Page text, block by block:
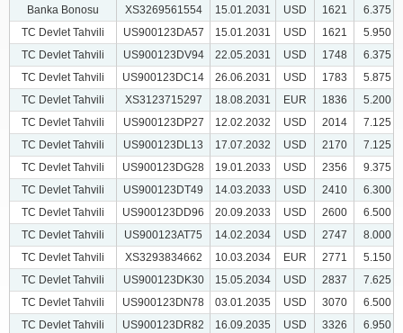
Banka Bonosu
XS3269561554 15.01.2031 USD 1621
6.375
TC Devlet Tahvili
US900123DA57 15.01.2031 USD 1621
5.950
TC Devlet Tahvili
US900123DV94 22.05.2031 USD 1748
6.375
TC Devlet Tahvili
US900123DC14 26.06.2031 USD 1783
5.875
TC Devlet Tahvili
XS3123715297 18.08.2031 EUR 1836
5.200
TC Devlet Tahvili
US900123DP27 12.02.2032 USD 2014
7.125
TC Devlet Tahvili
US900123DL13 17.07.2032 USD 2170
7.125
TC Devlet Tahvili
US900123DG28 19.01.2033 USD 2356
9.375
TC Devlet Tahvili
US900123DT49 14.03.2033 USD 2410
6.300
TC Devlet Tahvili
US900123DD96 20.09.2033 USD 2600
6.500
TC Devlet Tahvili
US900123AT75 14.02.2034 USD 2747
8.000
TC Devlet Tahvili
XS3293834662 10.03.2034 EUR 2771
5.150
TC Devlet Tahvili
US900123DK30 15.05.2034 USD 2837
7.625
TC Devlet Tahvili
US900123DN78 03.01.2035 USD 3070
6.500
TC Devlet Tahvili
US900123DR82 16.09.2035 USD 3326
6.950